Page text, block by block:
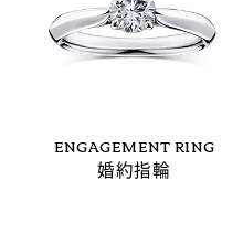
ENGAGEMENT RING
婚約指輪